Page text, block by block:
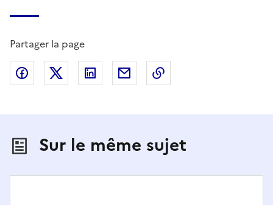
Partager la page
Partager sur Facebook
Partager sur X (anciennement Twitter)
Partager sur LinkedIn
Partager par email
Sur le même sujet